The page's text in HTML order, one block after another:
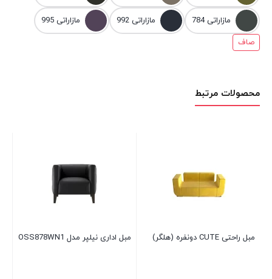
مازاراتی 784 مازاراتی 992
مازاراتی 995
صاف
محصولات مرتبط
مبل راحتی CUTE دونفره (هلگر) مبل اداری نیلپر مدل OSS878WN1